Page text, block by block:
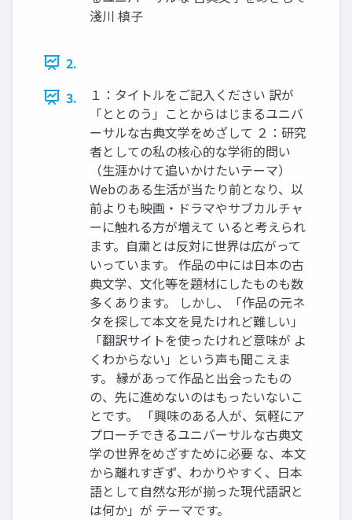
淺川 槙子
2.
3.
１：タイトルをご記入ください 訳が
「ととのう」ことからはじまるユニバ
ーサルな古典文学をめざして ２：研究
者としての私の核心的な学術的問い
（生涯かけて追いかけたいテーマ）
Webのある生活が当たり前となり、以
前よりも映画・ドラマやサブカルチャ
ーに触れる方が増えて いると考えられ
ます。自粛とは反対に世界は広がって
いっています。 作品の中には日本の古
典文学、文化等を題材にしたものも数
多くあります。 しかし、「作品の元ネ
タを探して本文を見たけれど難しい」
「翻訳サイトを使ったけれど意味が よ
くわからない」という声も聞こえま
す。 縁があって作品と出会ったもの
の、先に進めないのはもったいないこ
とです。 「興味のある人が、気軽にア
プローチできるユニバーサルな古典文
学の世界をめざすために必要 な、本文
から離れすぎず、わかりやすく、日本
語として自然な形が揃った現代語訳と
は何か」が テーマです。